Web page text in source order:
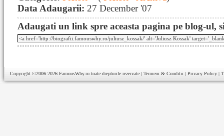
Data Adaugarii: 27 December '07
Adaugati un link spre aceasta pagina pe blog-ul,
Copyright ©2006-2026 FamousWhy.ro toate drepturile rezervate | Termeni & Conditii | Privacy Policy |